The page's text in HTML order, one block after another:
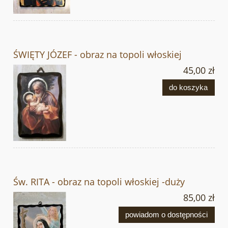
ŚWIĘTY JÓZEF - obraz na topoli włoskiej
45,00 zł
do koszyka
Św. RITA - obraz na topoli włoskiej -duży
85,00 zł
powiadom o dostępności